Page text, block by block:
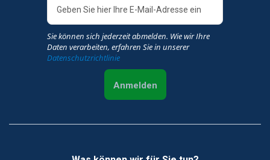
Sie können sich jederzeit abmelden. Wie wir Ihre
Daten verarbeiten, erfahren Sie in unserer
Datenschutzrichtlinie
Anmelden